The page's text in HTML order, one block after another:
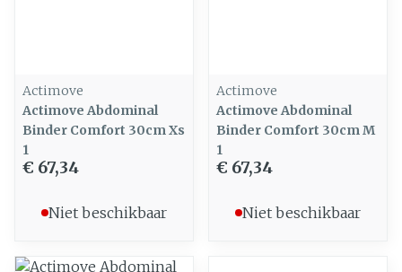
Actimove
Actimove Abdominal
Binder Comfort 30cm Xs
1
€ 67,34
Niet beschikbaar
Actimove
Actimove Abdominal
Binder Comfort 30cm M
1
€ 67,34
Niet beschikbaar